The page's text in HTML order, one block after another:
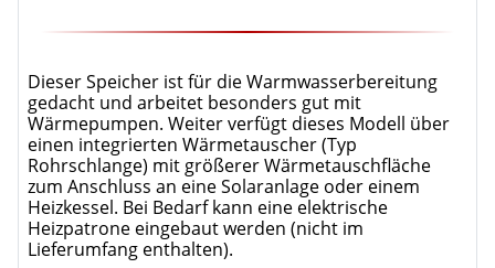
Dieser Speicher ist für die Warmwasserbereitung
gedacht und arbeitet besonders gut mit
Wärmepumpen. Weiter verfügt dieses Modell über
einen integrierten Wärmetauscher (Typ
Rohrschlange) mit größerer Wärmetauschfläche
zum Anschluss an eine Solaranlage oder einem
Heizkessel. Bei Bedarf kann eine elektrische
Heizpatrone eingebaut werden (nicht im
Lieferumfang enthalten).